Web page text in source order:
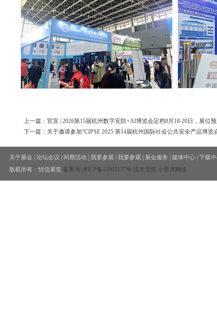
上一篇：官宣 | 2026第15届杭州数字安防+AI博览会定档8月18-20日，展位
下一篇：关于邀请参加“CIPSE 2025 第14届杭州国际社会公共安全产品博览
关于展会 | 论坛会议 | 同期活动 | 我要参展 | 我要参观 | 展会服务 | 媒体中心 | 下载
版权所有：恒信展览 备案号:津ICP备12003177号 技术支持:小壁虎网络